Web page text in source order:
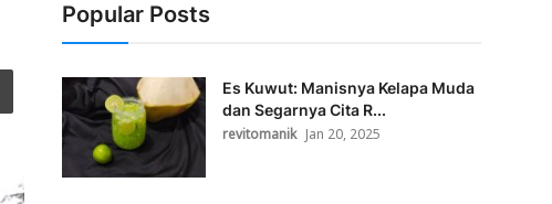
Popular Posts
Es Kuwut: Manisnya Kelapa Muda
dan Segarnya Cita R...
revitomanik Jan 20, 2025